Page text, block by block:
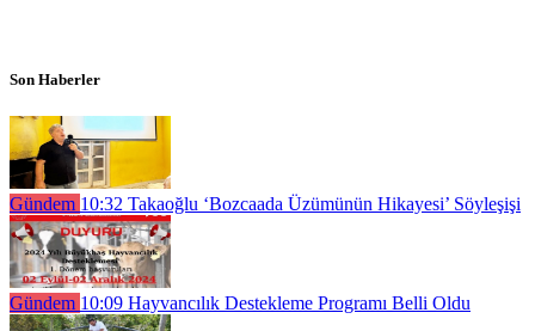
Son Haberler
Gündem 10:32 Takaoğlu ‘Bozcaada Üzümünün Hikayesi’ Söyleşişi
Gündem 10:09 Hayvancılık Destekleme Programı Belli Oldu